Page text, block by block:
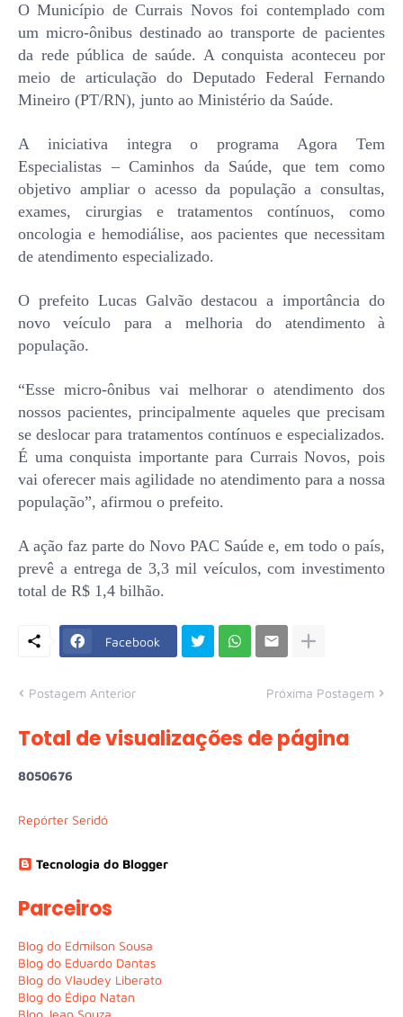
O Município de Currais Novos foi contemplado com
um micro-ônibus destinado ao transporte de pacientes
da rede pública de saúde. A conquista aconteceu por
meio de articulação do Deputado Federal Fernando
Mineiro (PT/RN), junto ao Ministério da Saúde.
A iniciativa integra o programa Agora Tem
Especialistas – Caminhos da Saúde, que tem como
objetivo ampliar o acesso da população a consultas,
exames, cirurgias e tratamentos contínuos, como
oncologia e hemodiálise, aos pacientes que necessitam
de atendimento especializado.
O prefeito Lucas Galvão destacou a importância do
novo veículo para a melhoria do atendimento à
população.
“Esse micro-ônibus vai melhorar o atendimento dos
nossos pacientes, principalmente aqueles que precisam
se deslocar para tratamentos contínuos e especializados.
É uma conquista importante para Currais Novos, pois
vai oferecer mais agilidade no atendimento para a nossa
população”, afirmou o prefeito.
A ação faz parte do Novo PAC Saúde e, em todo o país,
prevê a entrega de 3,3 mil veículos, com investimento
total de R$ 1,4 bilhão.
Facebook
Postagem Anterior Próxima Postagem
Total de visualizações de página
8050676
Repórter Seridó
Tecnologia do Blogger
Parceiros
Blog do Edmilson Sousa
Blog do Eduardo Dantas
Blog do Vlaudey Liberato
Blog do Édipo Natan
Blog Jean Souza